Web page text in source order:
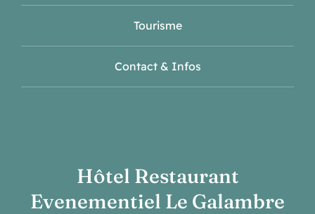
Tourisme
Contact & Infos
Hôtel Restaurant
Evenementiel Le Galambre